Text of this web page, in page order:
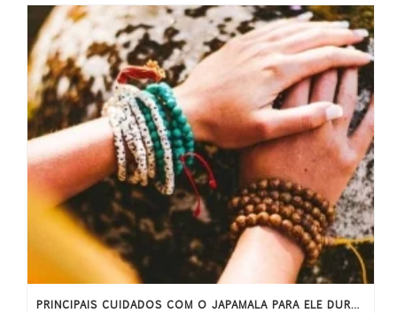
PRINCIPAIS CUIDADOS COM O JAPAMALA PARA ELE DURAR MAIS